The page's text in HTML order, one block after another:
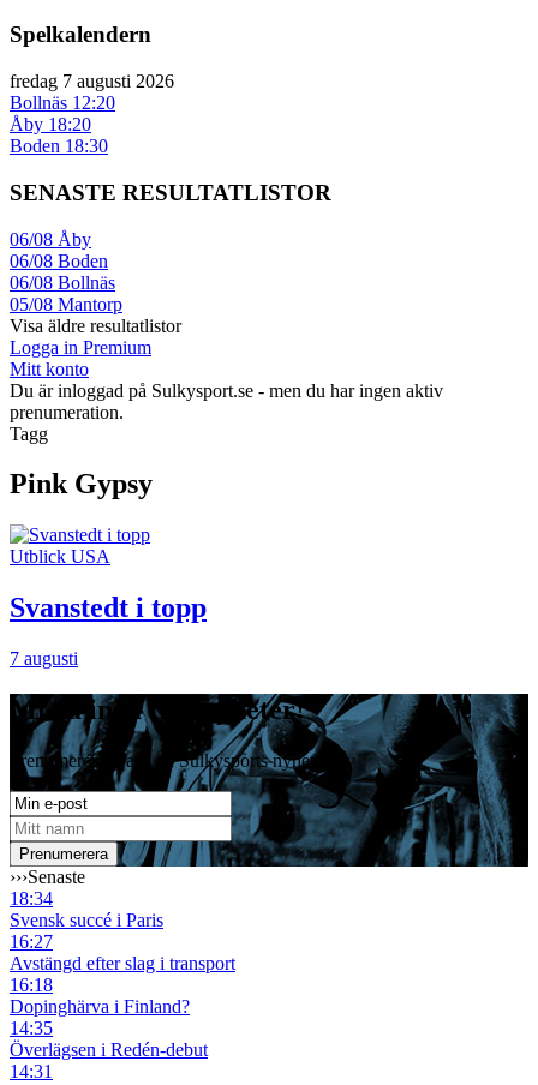
Spelkalendern
fredag 7 augusti 2026
Bollnäs 12:20
Åby 18:20
Boden 18:30
SENASTE RESULTATLISTOR
06/08 Åby
06/08 Boden
06/08 Bollnäs
05/08 Mantorp
Visa äldre resultatlistor
Logga in Premium
Mitt konto
Du är inloggad på Sulkysport.se - men du har ingen aktiv
prenumeration.
Tagg
Pink Gypsy
Utblick USA
Svanstedt i topp
7 augusti
Missa inga travnyheter!
Prenumerera gratis på Sulkysports nyhetsbrev
›››Senaste
18:34
Svensk succé i Paris
16:27
Avstängd efter slag i transport
16:18
Dopinghärva i Finland?
14:35
Överlägsen i Redén-debut
14:31